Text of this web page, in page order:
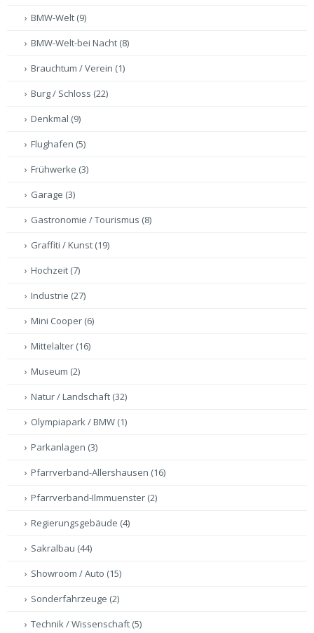
BMW-Welt (9)
BMW-Welt-bei Nacht (8)
Brauchtum / Verein (1)
Burg / Schloss (22)
Denkmal (9)
Flughafen (5)
Frühwerke (3)
Garage (3)
Gastronomie / Tourismus (8)
Graffiti / Kunst (19)
Hochzeit (7)
Industrie (27)
Mini Cooper (6)
Mittelalter (16)
Museum (2)
Natur / Landschaft (32)
Olympiapark / BMW (1)
Parkanlagen (3)
Pfarrverband-Allershausen (16)
Pfarrverband-Ilmmuenster (2)
Regierungsgebäude (4)
Sakralbau (44)
Showroom / Auto (15)
Sonderfahrzeuge (2)
Technik / Wissenschaft (5)